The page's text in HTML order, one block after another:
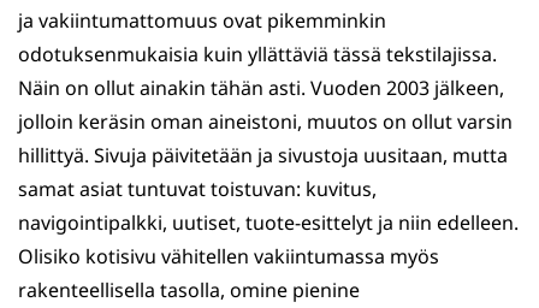
ja vakiintumattomuus ovat pikemminkin
odotuksenmukaisia kuin yllättäviä tässä tekstilajissa.
Näin on ollut ainakin tähän asti. Vuoden 2003 jälkeen,
jolloin keräsin oman aineistoni, muutos on ollut varsin
hillittyä. Sivuja päivitetään ja sivustoja uusitaan, mutta
samat asiat tuntuvat toistuvan: kuvitus,
navigointipalkki, uutiset, tuote-esittelyt ja niin edelleen.
Olisiko kotisivu vähitellen vakiintumassa myös
rakenteellisella tasolla, omine pienine